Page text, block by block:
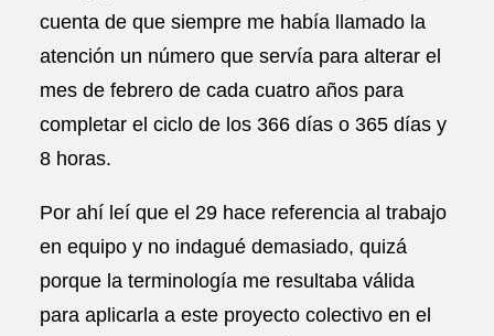
cuenta de que siempre me había llamado la
atención un número que servía para alterar el
mes de febrero de cada cuatro años para
completar el ciclo de los 366 días o 365 días y
8 horas.
Por ahí leí que el 29 hace referencia al trabajo
en equipo y no indagué demasiado, quizá
porque la terminología me resultaba válida
para aplicarla a este proyecto colectivo en el